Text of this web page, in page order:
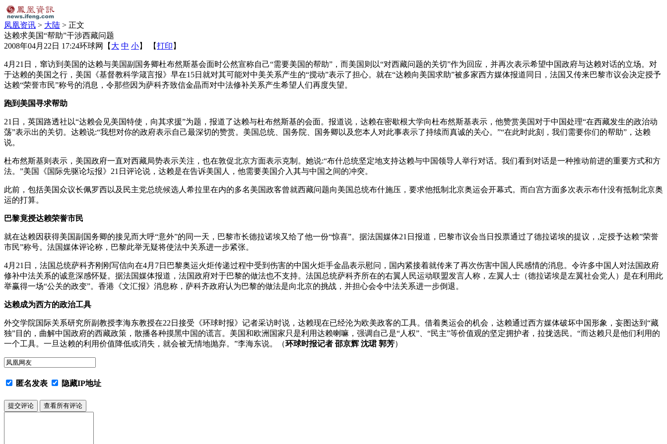
凤凰资讯 > 大陆 > 正文
达赖求美国“帮助”干涉西藏问题
2008年04月22日 17:24环球网 【 大 中 小】 【打印 】
4月21日，窜访到美国的达赖与美国副国务卿杜布然斯基会面时公然宣称自己“需要美国的帮助”，而美国则以“对西藏问题的关切”作为回应，并再次表示希望中国政府与达赖对话的立场。对
于达赖的美国之行，美国《基督教科学箴言报》早在15日就对其可能对中美关系产生的“搅动”表示了担心。就在“达赖向美国求助”被多家西方媒体报道同日，法国又传来巴黎市议会决定授予
达赖“荣誉市民”称号的消息，令那些因为萨科齐致信金晶而对中法修补关系产生希望人们再度失望。
跑到美国寻求帮助
21日，英国路透社以“达赖会见美国特使，向其求援”为题，报道了达赖与杜布然斯基的会面。报道说，达赖在密歇根大学向杜布然斯基表示，他赞赏美国对于中国处理“在西藏发生的政治动
荡”表示出的关切。达赖说:“我想对你的政府表示自己最深切的赞赏。美国总统、国务院、国务卿以及您本人对此事表示了持续而真诚的关心。”“在此时此刻，我们需要你们的帮助”，达赖
说。
杜布然斯基则表示，美国政府一直对西藏局势表示关注，也在敦促北京方面表示克制。她说:“布什总统坚定地支持达赖与中国领导人举行对话。我们看到对话是一种推动前进的重要方式和方
法。”美国《国际先驱论坛报》21日评论说，达赖是在告诉美国人，他需要美国介入其与中国之间的冲突。
此前，包括美国众议长佩罗西以及民主党总统候选人希拉里在内的多名美国政客曾就西藏问题向美国总统布什施压，要求他抵制北京奥运会开幕式。而白宫方面多次表示布什没有抵制北京奥
运的打算。
巴黎竟授达赖荣誉市民
就在达赖因获得美国副国务卿的接见而大呼“意外”的同一天，巴黎市长德拉诺埃又给了他一份“惊喜”。据法国媒体21日报道，巴黎市议会当日投票通过了德拉诺埃的提议，,定授予达赖”荣誉
市民”称号。法国媒体评论称，巴黎此举无疑将使法中关系进一步紧张。
4月21日，法国总统萨科齐刚刚写信向在4月7日巴黎奥运火炬传递过程中受到伤害的中国火炬手金晶表示慰问，国内紧接着就传来了再次伤害中国人民感情的消息。令许多中国人对法国政府
修补中法关系的诚意深感怀疑。据法国媒体报道，法国政府对于巴黎的做法也不支持。法国总统萨科齐所在的右翼人民运动联盟发言人称，左翼人士（德拉诺埃是左翼社会党人）是在利用此
举赢得一场“公关的政变”。香港《文汇报》消息称，萨科齐政府认为巴黎的做法是向北京的挑战，并担心会令中法关系进一步倒退。
达赖成为西方的政治工具
外交学院国际关系研究所副教授李海东教授在22日接受《环球时报》记者采访时说，达赖现在已经沦为欧美政客的工具。借着奥运会的机会，达赖通过西方媒体破坏中国形象，妄图达到“藏
独”目的，曲解中国政府的西藏政策，散播各种摸黑中国的谎言。美国和欧洲国家只是利用达赖喇嘛，强调自己是“人权”、“民主”等价值观的坚定拥护者，拉拢选民。“而达赖只是他们利用的
一个工具。一旦达赖的利用价值降低或消失，就会被无情地抛弃。”李海东说。（环球时报记者 邵京辉 沈珺 郭芳）
匿名发表 隐藏IP地址